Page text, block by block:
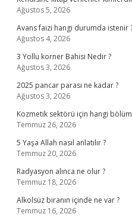
Ağustos 5, 2026
Avans faizi hangi durumda istenir
Ağustos 4, 2026
3 Yollu korner Bahisi Nedir ?
Ağustos 3, 2026
2025 pancar parası ne kadar ?
Ağustos 3, 2026
Kozmetik sektörü için hangi bölüm
Temmuz 26, 2026
5 Yaşa Allah nasıl anlatılır ?
Temmuz 20, 2026
Radyasyon alınca ne olur ?
Temmuz 18, 2026
Alkolsüz biranın içinde ne var ?
Temmuz 16, 2026